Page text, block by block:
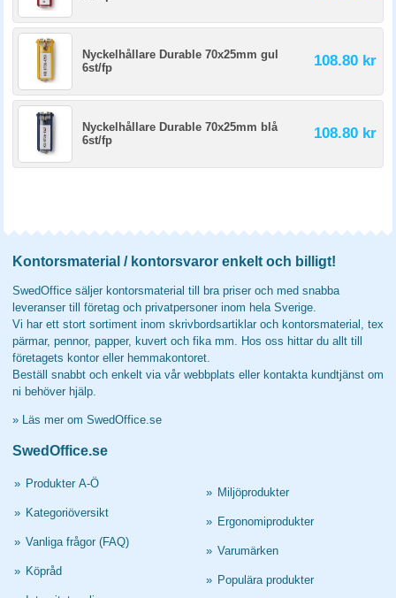
Nyckelhållare Durable 70x25mm gul
6st/fp
108.80 kr
Nyckelhållare Durable 70x25mm blå
6st/fp
108.80 kr
Kontorsmaterial / kontorsvaror enkelt och billigt!
SwedOffice säljer kontorsmaterial till bra priser och med snabba
leveranser till företag och privatpersoner inom hela Sverige.
Vi har ett stort sortiment inom skrivbordsartiklar och kontorsmaterial, tex
pärmar, pennor, papper, kuvert och fika mm. Hos oss hittar du allt till
företagets kontor eller hemmakontoret.
Beställ snabbt och enkelt via vår webbplats eller kontakta kundtjänst om
ni behöver hjälp.
» Läs mer om SwedOffice.se
SwedOffice.se
» Produkter A-Ö
» Kategoriöversikt
» Vanliga frågor (FAQ)
» Köpråd
» Miljöprodukter
» Ergonomiprodukter
» Varumärken
» Populära produkter